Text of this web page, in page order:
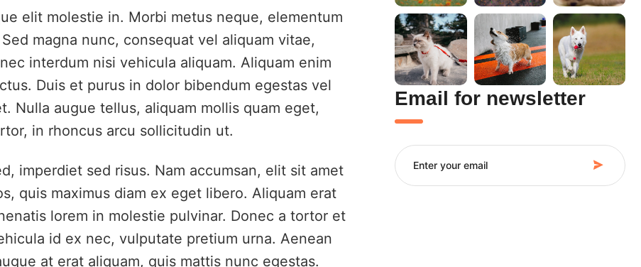
elit molestie in. Morbi metus neque, elementum
magna nunc, consequat vel aliquam vitae,
interdum nisi vehicula aliquam. Aliquam enim
Duis et purus in dolor bibendum egestas vel
Nulla augue tellus, aliquam mollis quam eget,
in rhoncus arcu sollicitudin ut.
imperdiet sed risus. Nam accumsan, elit sit amet
quis maximus diam ex eget libero. Aliquam erat
lorem in molestie pulvinar. Donec a tortor et
id ex nec, vulputate pretium urna. Aenean
at erat aliquam, quis mattis nunc egestas.
Email for newsletter